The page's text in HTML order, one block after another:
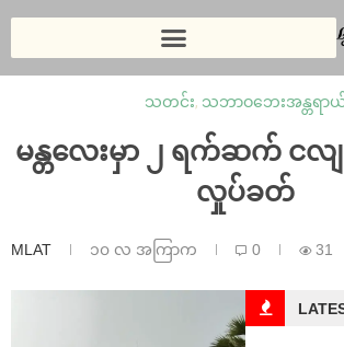
သတင်း, သဘာဝဘေးအန္တရာ
မန္တလေးမှာ ၂ ရက်ဆက် င
လှုပ်ခတ်
MLAT ၁၀ လ အကြာက 0 31